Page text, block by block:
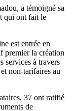
a témoigné sa
qui ont fait le
est entrée en
premier la création
services à travers
non-tarifaires au
37 ont ratifié
de